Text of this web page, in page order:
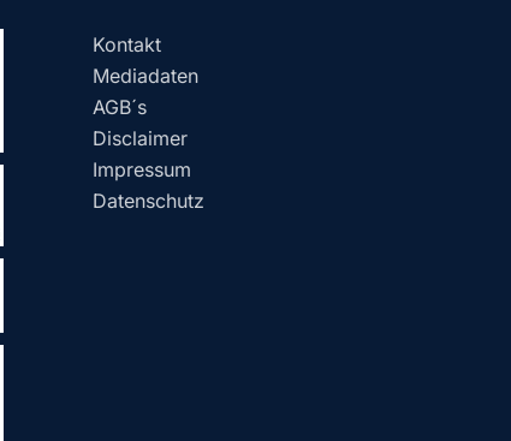
Kontakt
Mediadaten
AGB´s
Disclaimer
Impressum
Datenschutz